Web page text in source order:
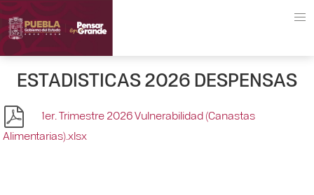
ESTADISTICAS 2026 DESPENSAS
1er. Trimestre 2026 Vulnerabilidad (Canastas
Alimentarias).xlsx